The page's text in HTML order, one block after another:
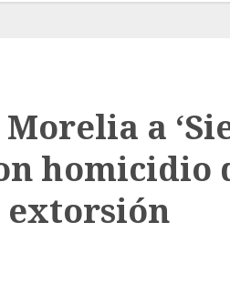
a
homicidio
extorsión